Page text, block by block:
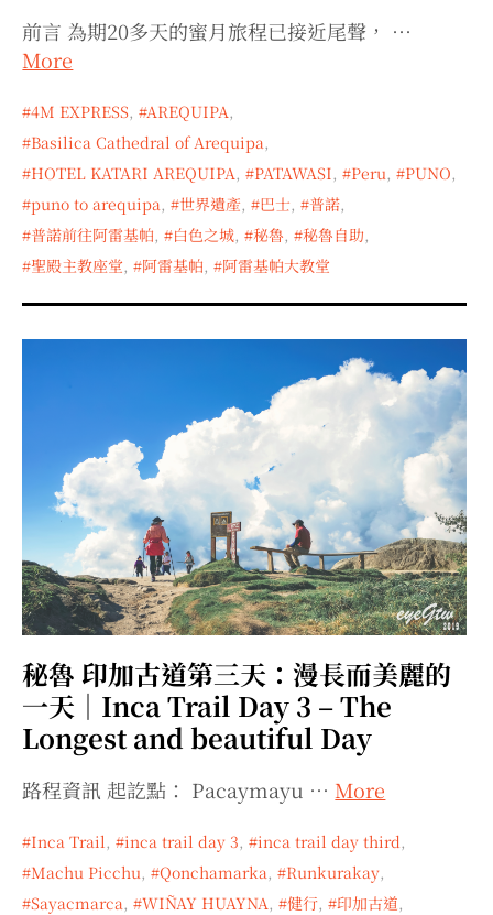
前言 為期20多天的蜜月旅程已接近尾聲， …
More
4M EXPRESS, AREQUIPA,
Basilica Cathedral of Arequipa,
HOTEL KATARI AREQUIPA, PATAWASI, Peru, PUNO,
puno to arequipa, 世界遺產, 巴士, 普諾,
普諾前往阿雷基帕, 白色之城, 秘魯, 秘魯自助,
聖殿主教座堂, 阿雷基帕, 阿雷基帕大教堂
秘魯 印加古道第三天：漫長而美麗的
一天｜Inca Trail Day 3 – The
Longest and beautiful Day
路程資訊 起訖點： Pacaymayu … More
Inca Trail , inca trail day 3, inca trail day third,
Machu Picchu, Qonchamarka, Runkurakay,
Sayacmarca, WIÑAY HUAYNA, 健行, 印加古道,